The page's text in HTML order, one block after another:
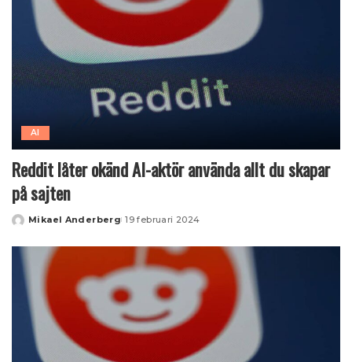
AI
Reddit låter okänd AI-aktör använda allt du skapar
på sajten
Posted
Mikael Anderberg 19 februari 2024